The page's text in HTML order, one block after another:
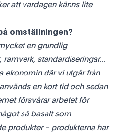
att vardagen känns lite
omställningen?
en grundlig
ramverk, standardiseringar...
ekonomin där vi utgår från
en kort tid och sedan
försvårar arbetet för
så basalt som
produkter – produkterna har